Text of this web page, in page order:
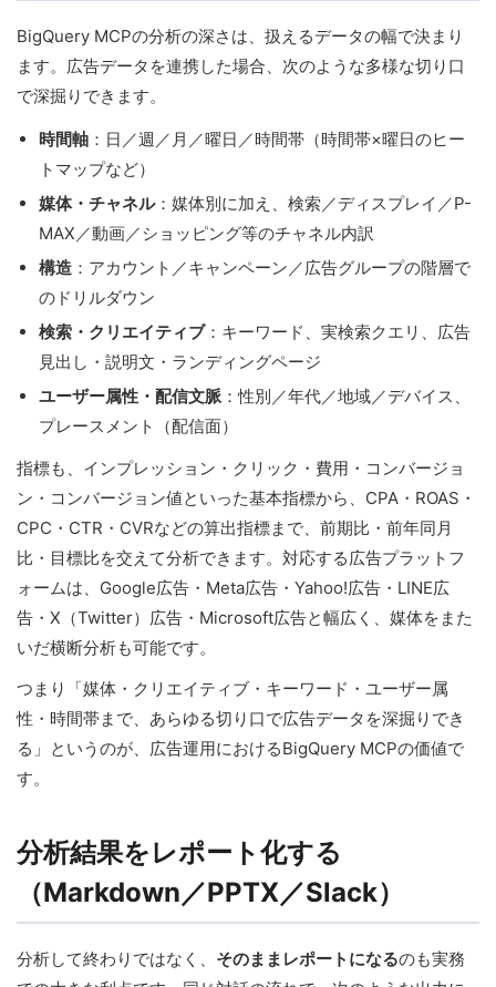
BigQuery MCPの分析の深さは、扱えるデータの幅で決まり
ます。広告データを連携した場合、次のような多様な切り口
で深掘りできます。
時間軸 ：日／週／月／曜日／時間帯（時間帯×曜日のヒー
トマップなど）
媒体・チャネル：媒体別に加え、検索／ディスプレイ／P-
MAX／動画／ショッピング等のチャネル内訳
構造 ：アカウント／キャンペーン／広告グループの階層で
のドリルダウン
検索・クリエイティブ：キーワード、実検索クエリ、広告
見出し・説明文・ランディングページ
ユーザー属性・配信文脈 ：性別／年代／地域／デバイス、
プレースメント（配信面）
指標も、インプレッション・クリック・費用・コンバージョ
ン・コンバージョン値といった基本指標から、CPA・ROAS・
CPC・CTR・CVRなどの算出指標まで、前期比・前年同月
比・目標比を交えて分析できます。対応する広告プラットフ
ォームは、Google広告・Meta広告・Yahoo!広告・LINE広
告・X（Twitter）広告・Microsoft広告と幅広く、媒体をまた
いだ横断分析も可能です。
つまり「媒体・クリエイティブ・キーワード・ユーザー属
性・時間帯まで、あらゆる切り口で広告データを深掘りでき
る」というのが、広告運用におけるBigQuery MCPの価値で
す。
分析結果をレポート化する
（Markdown／PPTX／Slack）
分析して終わりではなく、 そのままレポートになるのも実務